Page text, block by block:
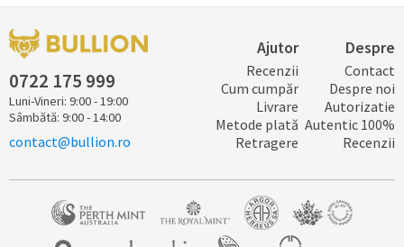
0722 ​​​175 ​999
Luni-Vineri: 9:00 - 19:00
Sâmbătă: 9:00 - 14:00
contact@bullion.ro
Ajutor
Recenzii
Cum cumpăr
Livrare
Metode plată
Retragere
Despre
Contact
Despre noi
Autorizatie
Autentic 100%
Recenzii